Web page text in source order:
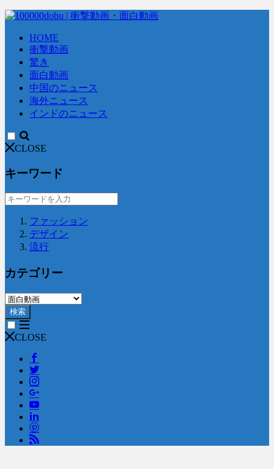
HOME
衝撃動画
驚き
面白動画
中国のニュース
海外ニュース
インドのニュース
CLOSE
キーワード
ファッション
デザイン
流行
カテゴリー
検索
CLOSE